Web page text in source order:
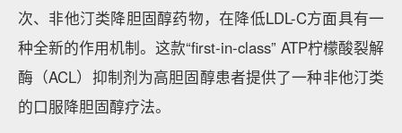
次、非他汀类降胆固醇药物，在降低LDL-C方面具有一
种全新的作用机制。这款“first-in-class” ATP柠檬酸裂解
酶（ACL）抑制剂为高胆固醇患者提供了一种非他汀类
的口服降胆固醇疗法。